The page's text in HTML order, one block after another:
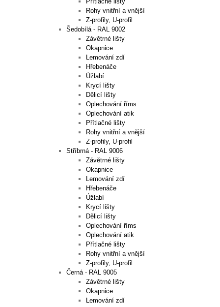
Rohy vnitřní a vnější
Z-profily, U-profil
Šedobílá - RAL 9002
Závětrné lišty
Okapnice
Lemování zdí
Hřebenáče
Úžlabí
Krycí lišty
Dělicí lišty
Oplechování říms
Oplechování atik
Přítlačné lišty
Rohy vnitřní a vnější
Z-profily, U-profil
Stříbrná - RAL 9006
Závětrné lišty
Okapnice
Lemování zdí
Hřebenáče
Úžlabí
Krycí lišty
Dělicí lišty
Oplechování říms
Oplechování atik
Přítlačné lišty
Rohy vnitřní a vnější
Z-profily, U-profil
Černá - RAL 9005
Závětrné lišty
Okapnice
Lemování zdí